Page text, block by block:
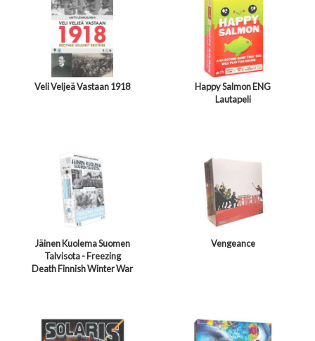
Veli Veljeä Vastaan 1918
Happy Salmon ENG
Lautapeli
Jäinen Kuolema Suomen
Talvisota - Freezing
Death Finnish Winter War
Vengeance